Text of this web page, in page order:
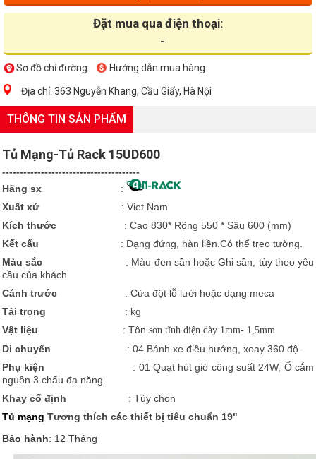
Đặt mua qua điện thoại:
-
Sơ đồ chỉ đường Hướng dẫn mua hàng
Địa chỉ: 363 Nguyễn Khang, Cầu Giấy, Hà Nội
THÔNG TIN SẢN PHẨM
Tủ Mạng-Tủ Rack 15UD600
---------------------------------------
Hãng sx
:
Xuất xứ
: Viet Nam
Kích thước
: Cao 830* Rộng 550 * Sâu 600 (mm)
Kết cấu
: Dạng đứng, hàn liền.Có thể treo tường.
Màu sắc
: Màu đen sần hoặc Ghi sần, tùy theo yêu
cầu của khách
Cánh trước
: Cửa đột lỗ lưới hoặc dạng meca
Tải trọng : kg
Vật liệu
: Tôn sơn tĩnh điện dày 1mm- 1,5mm
Di chuyển
: 04 Bánh xe điều hướng, xoay 360 độ.
Phụ kiện
: 01 Quạt hút gió công suất 24W, Ổ cắm
nguồn 3 chấu đa năng.
Khay cố định
: Tùy chọn
Tủ mạng Tương thích các thiết bị tiêu chuẩn 19"
Bảo hành: 12 Tháng